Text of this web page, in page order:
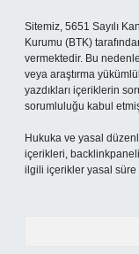
Sitemiz, 5651 Sayılı
Kurumu (BTK)
vermektedir. Bu
veya araştırma
yazdıkları içeriklerin
sorumluluğu kabul etmiş
Hukuka ve yasal
içerikleri,
ilgili içerikler yasal süre